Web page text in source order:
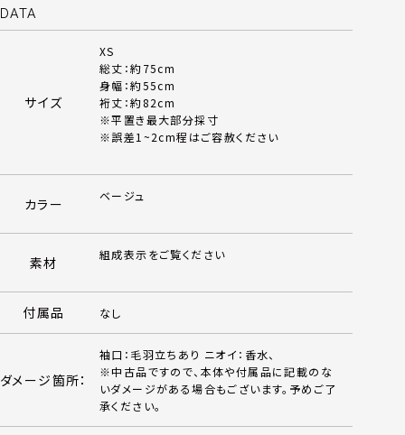
DATA
サイズ
XS
総丈：約75cm
身幅：約55cm
裄丈：約82cm
※平置き最大部分採寸
※誤差1~2cm程はご容赦ください
カラー ベージュ
素材 組成表示をご覧ください
付属品 なし
ダメージ箇所：
袖口：毛羽立ちあり ニオイ：香水、
※中古品ですので、本体や付属品に記載のな
いダメージがある場合もございます。予めご了
承ください。